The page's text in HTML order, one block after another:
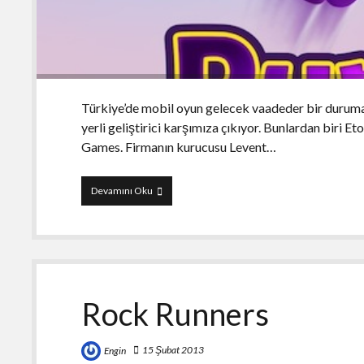
Türkiye’de mobil oyun gelecek vaadeder bir
yerli geliştirici karşımıza çıkıyor. Bunlardan biri
Games. Firmanın kurucusu Levent…
Devamını Oku Purple
Cape
Rock Runners
Engin 15 Şubat 2013